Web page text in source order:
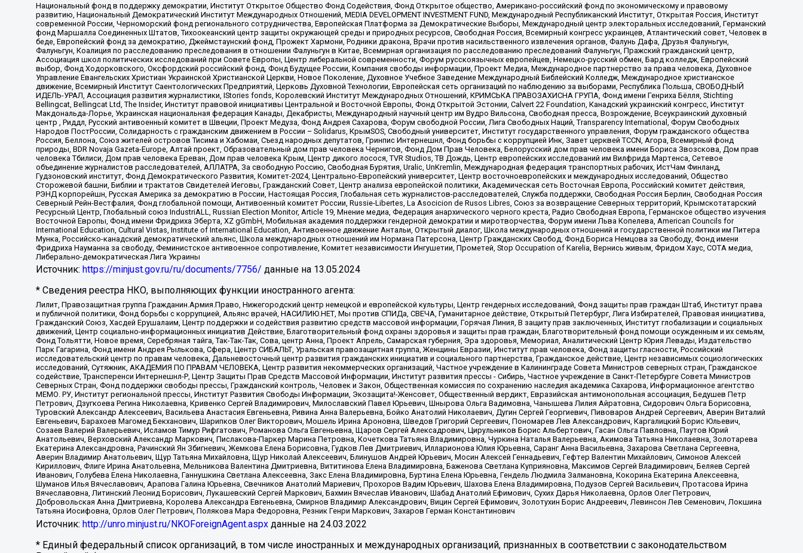
Национальный фонд в поддержку демократии, Институт Открытое Общество Фонд Содействия, Фонд Открытое общество, Американо-российский фонд по экономическому и правовому
развитию, Национальный Демократический Институт Международных Отношений, MEDIA DEVELOPMENT INVESTMENT FUND, Международный Республиканский Институт, Открытая Россия, Институт
современной России, Черноморский фонд регионального сотрудничества, Европейская Платформа за Демократические Выборы, Международный центр электоральных исследований, Германский
фонд Маршалла Соединенных Штатов, Тихоокеанский центр защиты окружающей среды и природных ресурсов, Свободная Россия, Всемирный конгресс украинцев, Атлантический совет, Человек в
беде, Европейский фонд за демократию, Джеймстаунский фонд, Прожект Хармони, Родники дракона, Врачи против насильственного извлечения органов, Фалунь Дафа, Друзья Фалуньгун,
Фалуньгун, Коалиция по расследованию преследования в отношении Фалуньгун в Китае, Всемирная организация по расследованию преследований Фалуньгун, Пражский гражданский центр,
Ассоциация школ политических исследований при Совете Европы, Центр либеральной современности, Форум русскоязычных европейцев, Немецко-русский обмен, Бард колледж, Европейский
выбор, Фонд Ходорковского, Оксфордский российский фонд, Фонд Будущее России, Компания свободы информации, Проект Медиа, Международное партнерство за права человека, Духовное
Управление Евангельских Христиан Украинской Христианской Церкви, Новое Поколение, Духовное Учебное Заведение Международный Библейский Колледж, Международное христианское
движение, Всемирный Институт Саентологических Предприятий, Церковь Духовной Технологии, Европейская сеть организаций по наблюдению за выборами, Республика Польша, СВОБОДНЫЙ
ИДЕЛЬ-УРАЛ, Ассоциация развития журналистики, IStories fonds, Королевский Институт Международных Отношений, КРИМСЬКА ПРАВОЗАХИСНА ГРУПА, Фонд имени Генриха Бёлля, Stichting
Bellingcat, Bellingcat Ltd, The Insider, Институт правовой инициативы Центральной и Восточной Европы, Фонд Открытой Эстонии, Calvert 22 Foundation, Канадский украинский конгресс, Институт
Макдональда-Лорье, Украинская национальная федерация Канады, Декабристы, Международный научный центр им Вудро Вильсона, Свободная пресса, Возрождение, Всеукраинский духовный
центр , Риддл, Русский антивоенный комитет в Швеции, Проект Медуза, Фонд Андрея Сахарова, Форум свободной России, Лига Свободных Наций, Transparеncy International, Форум Свободных
Народов ПостРоссии, Солидарность с гражданским движением в России – Solidarus, КрымSOS, Свободный университет, Институт государственного управления, Форум гражданского общества
Россия, Беллона, Союз жителей островов Тисима и Хабомаи, Съезд народных депутатов, Гринпис Интернешнл, Фонд борьбы с коррупцией Инк, Завет церквей TCCN, Агора, Всемирный фонд
природы, BDR Novaja Gazeta-Europe, Алтай проект, Образовательный дом прав человека Чернигов, Фонд Дом Прав Человека, Белорусский дом прав человека имени Бориса Звозскова, Дом прав
человека Тбилиси, Дом прав человека Ереван, Дом прав человека Крым, Центр дикого лосося, TVR Studios, ТВ Дождь, Центр европейских исследований им Вилфрида Мартенса, Сетевое
объединение журналистов расследователей, АЛЛАТРА, За свободную Россию, Свободная Бурятия, Uralic, UnKremlin, Международная федерация транспортных рабочих, ИстЧам Финланд,
Гудзоновский институт, Фонд Демократического Развития, Комитет-2024, Центрально-Европейский университет, Центр восточноевропейских и международных исследований, Общество
Сторожевой башни, Библии и трактатов Свидетелей Иеговы, Гражданский Совет, Центр анализа европейской политики, Академическая сеть Восточная Европа, Российский комитет действия,
РЭНД корпорейшн, Русская Америка за демократию в России, Настоящая Россия, Глобальная сеть журналистов-расследователей, Служба поддержки, Свободная Россия Берлин, Свободная Россия
Северный Рейн-Вестфалия, Фонд глобальной помощи, Антивоенный комитет России, Russie-Libertes, La Asocicion de Rusos Libres, Союз за возвращение Северных территорий, Крымскотатарский
Ресурсный Центр, Глобальный союз IndustriALL, Russian Election Monitor, Article 19, Мнение медиа, Федерация анархического черного креста, Радио Свободная Европа, Германское общество изучения
Восточной Европы, Фонд имени Фридриха Эберта, XZ gGmbH, Мобильная академия поддержки гендерной демократии и миротворчества, Форум имени Льва Копелева, American Councils for
International Education, Cultural Vistas, Institute of International Education, Антивоенное движение Антальи, Открытый диалог, Школа международных отношений и государственной политики им Питера
Мунка, Российско-канадский демократический альянс, Школа международных отношений им Нормана Патерсона, Центр Гражданских Свобод, Фонд Бориса Немцова за Свободу, Фонд имени
Фридриха Науманна за свободу, Феминистское антивоенное сопротивление, Комитет независимости Ингушетии, Прометей, Stop Occupation of Karelia, Вернись живым, Фридом Хаус, СОТА медиа,
Либерально-демократическая Лига Украины
Источник: https://minjust.gov.ru/ru/documents/7756/ данные на 13.05.2024
* Сведения реестра НКО, выполняющих функции иностранного агента:
Лилит, Правозащитная группа Гражданин.Армия.Право, Нижегородский центр немецкой и европейской культуры, Центр гендерных исследований, Фонд защиты прав граждан Штаб, Институт права
и публичной политики, Фонд борьбы с коррупцией, Альянс врачей, НАСИЛИЮ.НЕТ, Мы против СПИДа, СВЕЧА, Гуманитарное действие, Открытый Петербург, Лига Избирателей, Правовая инициатива,
Гражданский Союз, Хасдей Ерушалаим, Центр поддержки и содействия развитию средств массовой информации, Горячая Линия, В защиту прав заключенных, Институт глобализации и социальных
движений, Центр социально-информационных инициатив Действие, Благотворительный фонд охраны здоровья и защиты прав граждан, Благотворительный фонд помощи осужденным и их семьям,
Фонд Тольятти, Новое время, Серебряная тайга, Так-Так-Так, Сова, центр Анна, Проект Апрель, Самарская губерния, Эра здоровья, Мемориал, Аналитический Центр Юрия Левады, Издательство
Парк Гагарина, Фонд имени Андрея Рылькова, Сфера, Центр СИБАЛЬТ, Уральская правозащитная группа, Женщины Евразии, Институт прав человека, Фонд защиты гласности, Российский
исследовательский центр по правам человека, Дальневосточный центр развития гражданских инициатив и социального партнерства, Гражданское действие, Центр независимых социологических
исследований, Сутяжник, АКАДЕМИЯ ПО ПРАВАМ ЧЕЛОВЕКА, Центр развития некоммерческих организаций, Частное учреждение в Калининграде Совета Министров северных стран, Гражданское
содействие, Трансперенси Интернешнл-Р, Центр Защиты Прав Средств Массовой Информации, Институт развития прессы - Сибирь, Частное учреждение в Санкт-Петербурге Совета Министров
Северных Стран, Фонд поддержки свободы прессы, Гражданский контроль, Человек и Закон, Общественная комиссия по сохранению наследия академика Сахарова, Информационное агентство
МЕМО. РУ, Институт региональной прессы, Институт Развития Свободы Информации, Экозащита!-Женсовет, Общественный вердикт, Евразийская антимонопольная ассоциация, Бедушев Петр
Петрович, Дзугкоева Регина Николаевна, Кривенко Сергей Владимирович, Милославский Павел Юрьевич, Шнырова Ольга Вадимовна, Чанышева Лилия Айратовна, Сидорович Ольга Борисовна,
Туровский Александр Алексеевич, Васильева Анастасия Евгеньевна, Ривина Анна Валерьевна, Бойко Анатолий Николаевич, Дугин Сергей Георгиевич, Пивоваров Андрей Сергеевич, Аверин Виталий
Евгеньевич, Барахоев Магомед Бекханович, Шарипков Олег Викторович, Мошель Ирина Ароновна, Шведов Григорий Сергеевич, Пономарев Лев Александрович, Каргалицкий Борис Юльевич,
Созаев Валерий Валерьевич, Исламов Тимур Рифгатович, Романова Ольга Евгеньевна, Щаров Сергей Алексадрович, Цирульников Борис Альбертович, Гасан Ольга Павловна, Паутов Юрий
Анатольевич, Верховский Александр Маркович, Пислакова-Паркер Марина Петровна, Кочеткова Татьяна Владимировна, Чуркина Наталья Валерьевна, Акимова Татьяна Николаевна, Золотарева
Екатерина Александровна, Рачинский Ян Збигневич, Жемкова Елена Борисовна, Гудков Лев Дмитриевич, Илларионова Юлия Юрьевна, Саранг Анна Васильевна, Захарова Светлана Сергеевна,
Аверин Владимир Анатольевич, Щур Татьяна Михайловна, Щур Николай Алексеевич, Блинушов Андрей Юрьевич, Мосин Алексей Геннадьевич, Гефтер Валентин Михайлович, Симонов Алексей
Кириллович, Флиге Ирина Анатольевна, Мельникова Валентина Дмитриевна, Вититинова Елена Владимировна, Баженова Светлана Куприяновна, Максимов Сергей Владимирович, Беляев Сергей
Иванович, Голубева Елена Николаевна, Ганнушкина Светлана Алексеевна, Закс Елена Владимировна, Буртина Елена Юрьевна, Гендель Людмила Залмановна, Кокорина Екатерина Алексеевна,
Шуманов Илья Вячеславович, Арапова Галина Юрьевна, Свечников Анатолий Мариевич, Прохоров Вадим Юрьевич, Шахова Елена Владимировна, Подузов Сергей Васильевич, Протасова Ирина
Вячеславовна, Литинский Леонид Борисович, Лукашевский Сергей Маркович, Бахмин Вячеслав Иванович, Шабад Анатолий Ефимович, Сухих Дарья Николаевна, Орлов Олег Петрович,
Добровольская Анна Дмитриевна, Королева Александра Евгеньевна, Смирнов Владимир Александрович, Вицин Сергей Ефимович, Золотухин Борис Андреевич, Левинсон Лев Семенович, Локшина
Татьяна Иосифовна, Орлов Олег Петрович, Полякова Мара Федоровна, Резник Генри Маркович, Захаров Герман Константинович
Источник: http://unro.minjust.ru/NKOForeignAgent.aspx данные на 24.03.2022
* Единый федеральный список организаций, в том числе иностранных и международных организаций, признанных в соответствии с законодательством